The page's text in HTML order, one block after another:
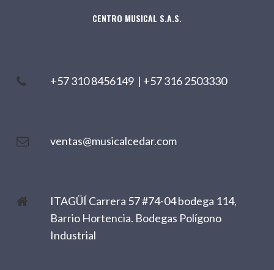
CENTRO MUSICAL S.A.S.
+57 310 8456149 | +57 316 2503330
ventas@musicalcedar.com
ITAGÜÍ Carrera 57 #74-04 bodega 114,
Barrio Hortencia. Bodegas Polígono
Industrial